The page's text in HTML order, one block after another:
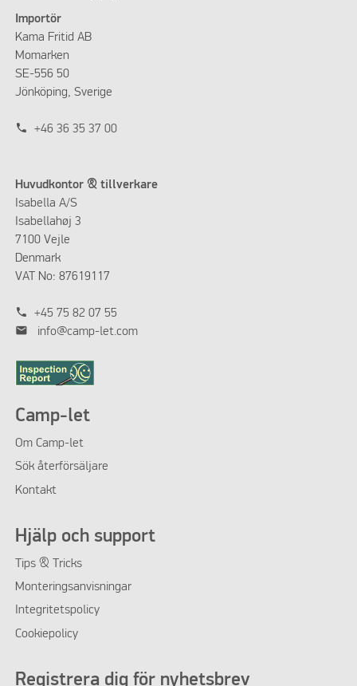
Importör
Kama Fritid AB
Momarken
SE-556 50
Jönköping, Sverige
phone +46 36 35 37 00
Huvudkontor & tillverkare
Isabella A/S
Isabellahøj 3
7100 Vejle
Denmark
VAT No: 87619117
phone +45 75 82 07 55
mail info@camp-let.com
Camp-let
Om Camp-let
Sök återförsäljare
Kontakt
Hjälp och support
Tips & Tricks
Monteringsanvisningar
Integritetspolicy
Cookiepolicy
Registrera dig för nyhetsbrev